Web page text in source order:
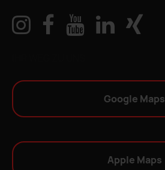
Google Maps
Apple Maps